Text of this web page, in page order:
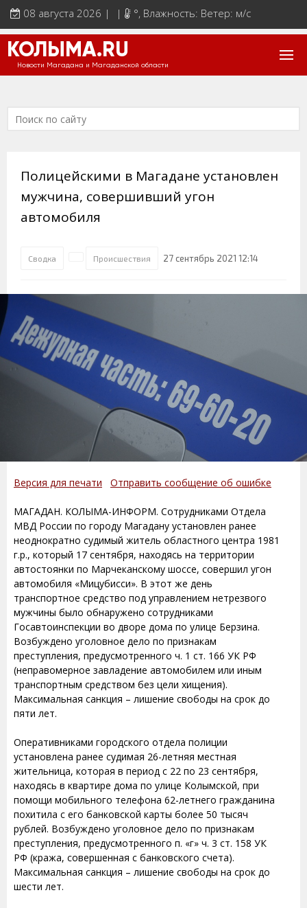
08 августа 2026 | | °, Влажность: Ветер: м/с
КОЛЫМА.RU
Новости Магадана и Магаданской области
Полицейскими в Магадане установлен
мужчина, совершивший угон
автомобиля
Сводка Происшествия 27 сентябрь 2021 12:14
Версия для печати Отправить сообщение об ошибке
МАГАДАН. КОЛЫМА-ИНФОРМ. Сотрудниками Отдела
МВД России по городу Магадану установлен ранее
неоднократно судимый житель областного центра 1981
г.р., который 17 сентября, находясь на территории
автостоянки по Марчеканскому шоссе, совершил угон
автомобиля «Мицубисси». В этот же день
транспортное средство под управлением нетрезвого
мужчины было обнаружено сотрудниками
Госавтоинспекции во дворе дома по улице Берзина.
Возбуждено уголовное дело по признакам
преступления, предусмотренного ч. 1 ст. 166 УК РФ
(неправомерное завладение автомобилем или иным
транспортным средством без цели хищения).
Максимальная санкция – лишение свободы на срок до
пяти лет.
Оперативниками городского отдела полиции
установлена ранее судимая 26-летняя местная
жительница, которая в период с 22 по 23 сентября,
находясь в квартире дома по улице Колымской, при
помощи мобильного телефона 62-летнего гражданина
похитила с его банковской карты более 50 тысяч
рублей. Возбуждено уголовное дело по признакам
преступления, предусмотренного п. «г» ч. 3 ст. 158 УК
РФ (кража, совершенная с банковского счета).
Максимальная санкция – лишение свободы на срок до
шести лет.